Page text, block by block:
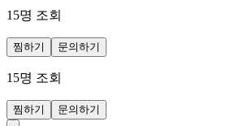
15명 조회
찜하기 문의하기
15명 조회
찜하기 문의하기